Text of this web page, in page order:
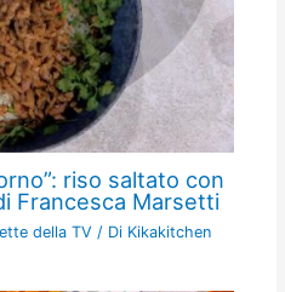
riso saltato con
Francesca Marsetti
della TV / Di Kikakitchen